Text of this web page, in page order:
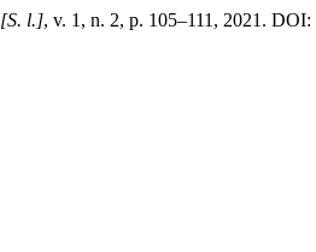
[S. l.], v. 1, n. 2, p. 105–111, 2021. DOI: